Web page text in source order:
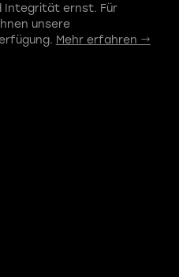
Integrität ernst. Für
unsere
Mehr erfahren →